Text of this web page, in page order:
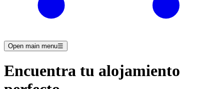
Open main menu☰
Encuentra tu alojamiento